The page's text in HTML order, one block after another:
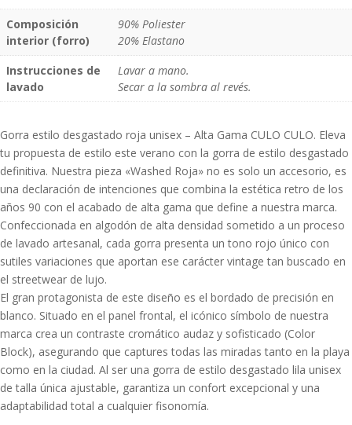
Composición
interior (forro)
90% Poliester
20% Elastano
Instrucciones de
lavado
Lavar a mano.
Secar a la sombra al revés.
Gorra estilo desgastado roja unisex – Alta Gama CULO CULO. Eleva
tu propuesta de estilo este verano con la gorra de estilo desgastado
definitiva. Nuestra pieza «Washed Roja» no es solo un accesorio, es
una declaración de intenciones que combina la estética retro de los
años 90 con el acabado de alta gama que define a nuestra marca.
Confeccionada en algodón de alta densidad sometido a un proceso
de lavado artesanal, cada gorra presenta un tono rojo único con
sutiles variaciones que aportan ese carácter vintage tan buscado en
el streetwear de lujo.
El gran protagonista de este diseño es el bordado de precisión en
blanco. Situado en el panel frontal, el icónico símbolo de nuestra
marca crea un contraste cromático audaz y sofisticado (Color
Block), asegurando que captures todas las miradas tanto en la playa
como en la ciudad. Al ser una gorra de estilo desgastado lila unisex
de talla única ajustable, garantiza un confort excepcional y una
adaptabilidad total a cualquier fisonomía.